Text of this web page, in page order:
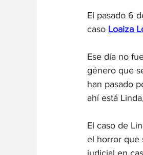
El pasado 6
caso Loaiza
Ese día no
género que
han pasado
ahí está
El caso de
el horror que